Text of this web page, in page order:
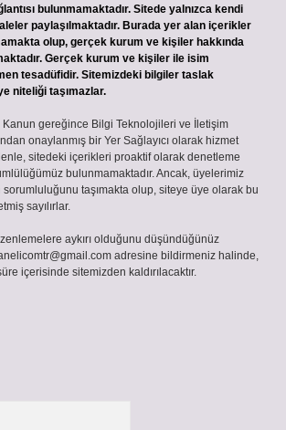
bulunmamaktadır. Sitede yalnızca kendi
paylaşılmaktadır. Burada yer alan içerikler
olup, gerçek kurum ve kişiler hakkında
Gerçek kurum ve kişiler ile isim
tesadüfidir. Sitemizdeki bilgiler taslak
niteliği taşımazlar.
Kanun gereğince Bilgi Teknolojileri ve İletişim
onaylanmış bir Yer Sağlayıcı olarak hizmet
sitedeki içerikleri proaktif olarak denetleme
bulunmamaktadır. Ancak, üyelerimiz
sorumluluğunu taşımakta olup, siteye üye olarak bu
sayılırlar.
aykırı olduğunu düşündüğünüz
adresine bildirmeniz halinde,
içerisinde sitemizden kaldırılacaktır.